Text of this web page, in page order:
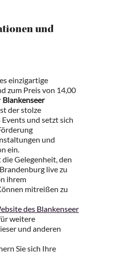
und
einzigartige
zum Preis von 14,00
Blankenseer
der stolze
und setzt sich
und
ein.
Gelegenheit, den
live zu
ihrem
mitreißen zu
des Blankenseer
weitere
und anderen
Sie sich Ihre